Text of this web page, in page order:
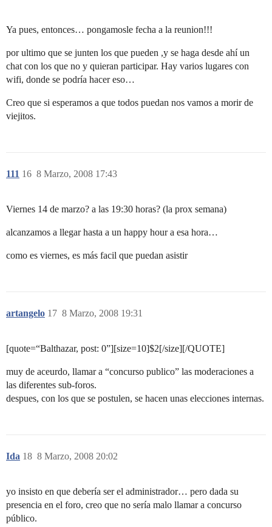
Ya pues, entonces… pongamosle fecha a la reunion!!!
por ultimo que se junten los que pueden ,y se haga desde ahí un
chat con los que no y quieran participar. Hay varios lugares con
wifi, donde se podría hacer eso…
Creo que si esperamos a que todos puedan nos vamos a morir de
viejitos.
111 8 Marzo, 2008 17:43
16
Viernes 14 de marzo? a las 19:30 horas? (la prox semana)
alcanzamos a llegar hasta a un happy hour a esa hora…
como es viernes, es más facil que puedan asistir
artangelo 8 Marzo, 2008 19:31
17
[quote=“Balthazar, post: 0”][size=10]$2[/size][/QUOTE]
muy de aceurdo, llamar a “concurso publico” las moderaciones a
las diferentes sub-foros.
despues, con los que se postulen, se hacen unas elecciones internas.
Ida 8 Marzo, 2008 20:02
18
yo insisto en que debería ser el administrador… pero dada su
presencia en el foro, creo que no sería malo llamar a concurso
público.